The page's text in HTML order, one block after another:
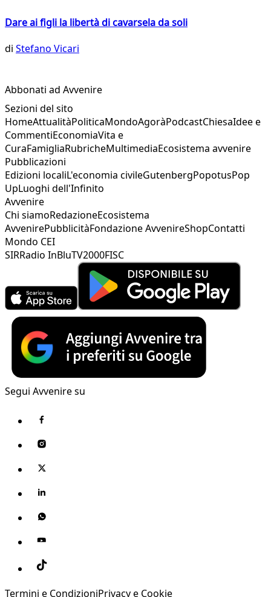
Dare ai figli la libertà di cavarsela da soli
di Stefano Vicari
Abbonati ad Avvenire
Sezioni del sito
HomeAttualitàPoliticaMondoAgoràPodcastChiesaIdee e
CommentiEconomiaVita e
CuraFamigliaRubricheMultimediaEcosistema avvenire
Pubblicazioni
Edizioni localiL'economia civileGutenbergPopotusPop
UpLuoghi dell'Infinito
Avvenire
Chi siamoRedazioneEcosistema
AvvenirePubblicitàFondazione AvvenireShopContatti
Mondo CEI
SIRRadio InBluTV2000FISC
Segui Avvenire su
Termini e CondizioniPrivacy e Cookie